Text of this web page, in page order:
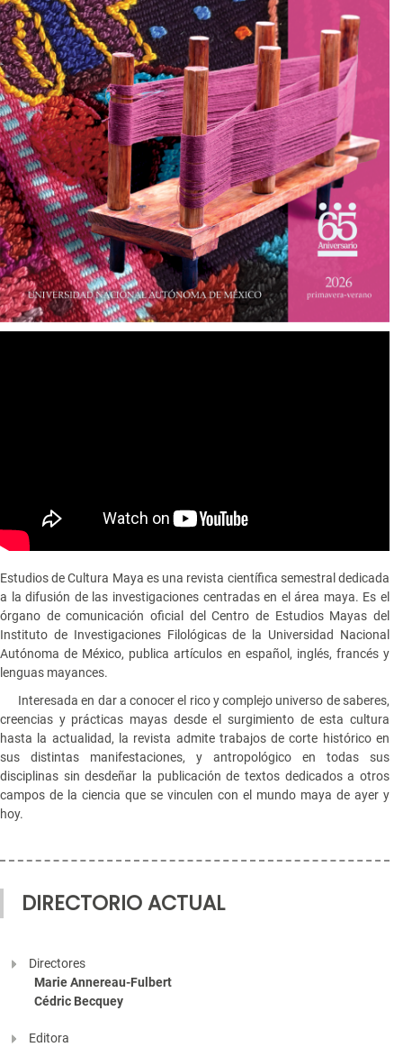
Estudios de Cultura Maya es una revista científica semestral dedicada
a la difusión de las investigaciones centradas en el área maya. Es el
órgano de comunicación oficial del Centro de Estudios Mayas del
Instituto de Investigaciones Filológicas de la Universidad Nacional
Autónoma de México, publica artículos en español, inglés, francés y
lenguas mayances.
Interesada en dar a conocer el rico y complejo universo de saberes,
creencias y prácticas mayas desde el surgimiento de esta cultura
hasta la actualidad, la revista admite trabajos de corte histórico en
sus distintas manifestaciones, y antropológico en todas sus
disciplinas sin desdeñar la publicación de textos dedicados a otros
campos de la ciencia que se vinculen con el mundo maya de ayer y
hoy.
DIRECTORIO ACTUAL
Directores
Marie Annereau-Fulbert
Cédric Becquey
Editora